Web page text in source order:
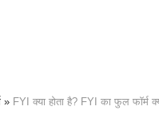
» FYI क्या होता है? FYI का फुल फॉर्म